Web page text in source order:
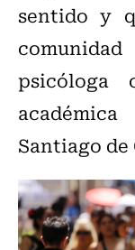
sentido y
psicóloga
Santiago de